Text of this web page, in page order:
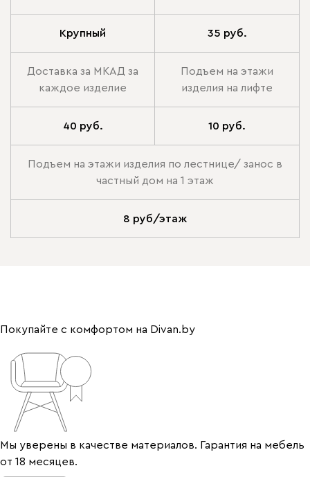
Крупный 35 руб.
Доставка за МКАД за
каждое изделие
Подъем на этажи
изделия на лифте
40 руб. 10 руб.
Подъем на этажи изделия по лестнице/ занос в
частный дом на 1 этаж
8 руб/этаж
Покупайте с комфортом на Divan.by
Мы уверены в качестве материалов. Гарантия на мебель
от 18 месяцев.